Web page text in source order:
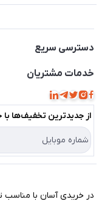
دسترسی سریع
حساب کاربری
مجله فروشگاه
لیست محصولات
درباره ما
تماس با ما
خدمات مشتریان
قوانین و مقررات
حریم خصوصی
راهنما
از جدید‌ترین تخفیف‌ها با‌
در خریدی آسان با مناسب